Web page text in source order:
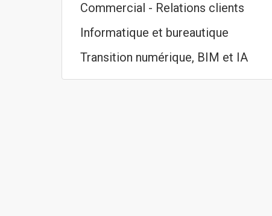
Commercial - Relations clients
Informatique et bureautique
Transition numérique, BIM et IA